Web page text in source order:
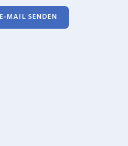
E‑MAIL SENDEN